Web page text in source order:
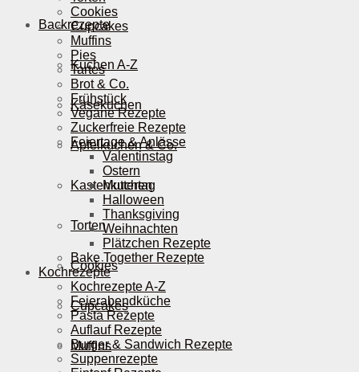
Backrezepte
Kuchen A-Z
Käsekuchen
Apfelkuchen & Co.
Kastenkuchen
Torten
Cookies
Cupcakes
Muffins
Cookies
Cupcakes
Muffins
Pies
Tartes
Brot & Co.
Frühstück
Vegane Rezepte
Zuckerfreie Rezepte
Feiertage & Anlässe
Valentinstag
Ostern
Muttertag
Halloween
Thanksgiving
Weihnachten
Plätzchen Rezepte
Bake Together Rezepte
Kochrezepte
Kochrezepte A-Z
Feierabendküche
Pasta Rezepte
Auflauf Rezepte
Burger & Sandwich Rezepte
Suppenrezepte